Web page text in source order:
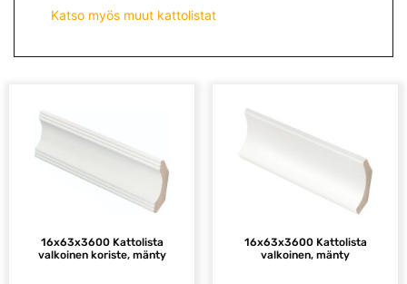
Katso myös muut kattolistat
16x63x3600 Kattolista
valkoinen koriste, mänty
16x63x3600 Kattolista
valkoinen, mänty